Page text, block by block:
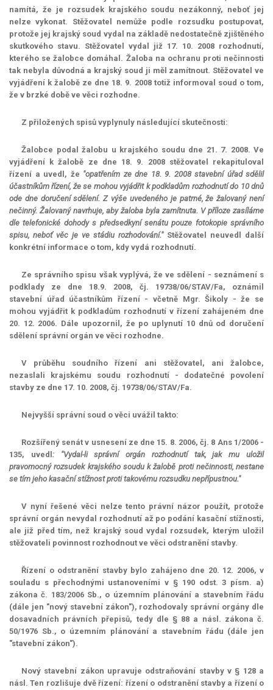
namítá, že je rozsudek krajského soudu nezákonný, neboť jej
nelze vykonat. Stěžovatel nemůže podle rozsudku postupovat,
protože jej krajský soud vydal na základě nedostatečně zjištěného
skutkového stavu. Stěžovatel vydal již 17. 10. 2008 rozhodnutí,
kterého se žalobce domáhal. Žaloba na ochranu proti nečinnosti
tak nebyla důvodná a krajský soud ji měl zamítnout. Stěžovatel ve
vyjádření k žalobě ze dne 18. 9. 2008 totiž informoval soud o tom,
že v brzké době ve věci rozhodne.
Z přiložených spisů vyplynuly následující skutečnosti:
Žalobce podal žalobu u krajského soudu dne 21. 7. 2008. Ve
vyjádření k žalobě ze dne 18. 9. 2008 stěžovatel rekapituloval
řízení a uvedl, že "opatřením ze dne 18. 9. 2008 stavební úřad sdělil
účastníkům řízení, že se mohou vyjádřit k podkladům rozhodnutí do 10 dnů
ode dne doručení sdělení. Z výše uvedeného je patrné, že žalovaný není
nečinný. Žalovaný navrhuje, aby žaloba byla zamítnuta. V příloze zasíláme
dle telefonické dohody s předsedkyní senátu pouze fotokopie správního
spisu, neboť věc je ve stádiu rozhodování."Stěžovatel neuvedl další
konkrétní informace o tom, kdy vydá rozhodnutí.
Ze správního spisu však vyplývá, že ve sdělení - seznámení s
podklady ze dne 18.9. 2008, čj. 19738/06/STAV/Fa, oznámil
stavební úřad účastníkům řízení - včetně Mgr. Šikoly - že se
mohou vyjádřit k podkladům rozhodnutí v řízení zahájeném dne
20. 12. 2006. Dále upozornil, že po uplynutí 10 dnů od doručení
sdělení správní orgán ve věci rozhodne.
V průběhu soudního řízení ani stěžovatel, ani žalobce,
nezaslali krajskému soudu rozhodnutí - dodatečné povolení
stavby ze dne 17. 10. 2008, čj. 19738/06/STAV/Fa.
Nejvyšší správní soud o věci uvážil takto:
Rozšířený senát v usnesení ze dne 15. 8. 2006, čj. 8 Ans 1/2006 -
135, uvedl : "Vydal-li správní orgán rozhodnutí tak, jak mu uložil
pravomocný rozsudek krajského soudu k žalobě proti nečinnosti, nestane
se tím jeho kasační stížnost proti takovému rozsudku nepřípustnou."
V nyní řešené věci nelze tento právní názor použít, protože
správní orgán nevydal rozhodnutí až po podání kasační stížnosti,
ale již před tím, než krajský soud vydal rozsudek, kterým uložil
stěžovateli povinnost rozhodnout ve věci odstranění stavby.
Řízení o odstranění stavby bylo zahájeno dne 20. 12. 2006, v
souladu s přechodnými ustanoveními v § 190 odst. 3 písm. a)
zákona č. 183/2006 Sb., o územním plánování a stavebním řádu
(dále jen "nový stavební zákon"), rozhodovaly správní orgány dle
dosavadních právních přepisů, tedy dle § 88 a násl. zákona č.
50/1976 Sb., o územním plánování a stavebním řádu (dále jen
"stavební zákon").
Nový stavební zákon upravuje odstraňování stavby v § 128 a
násl. Ten rozlišuje dvě řízení: řízení o odstranění stavby a řízení o